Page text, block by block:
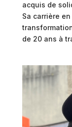
acquis de
Sa carrière
de 20 ans à